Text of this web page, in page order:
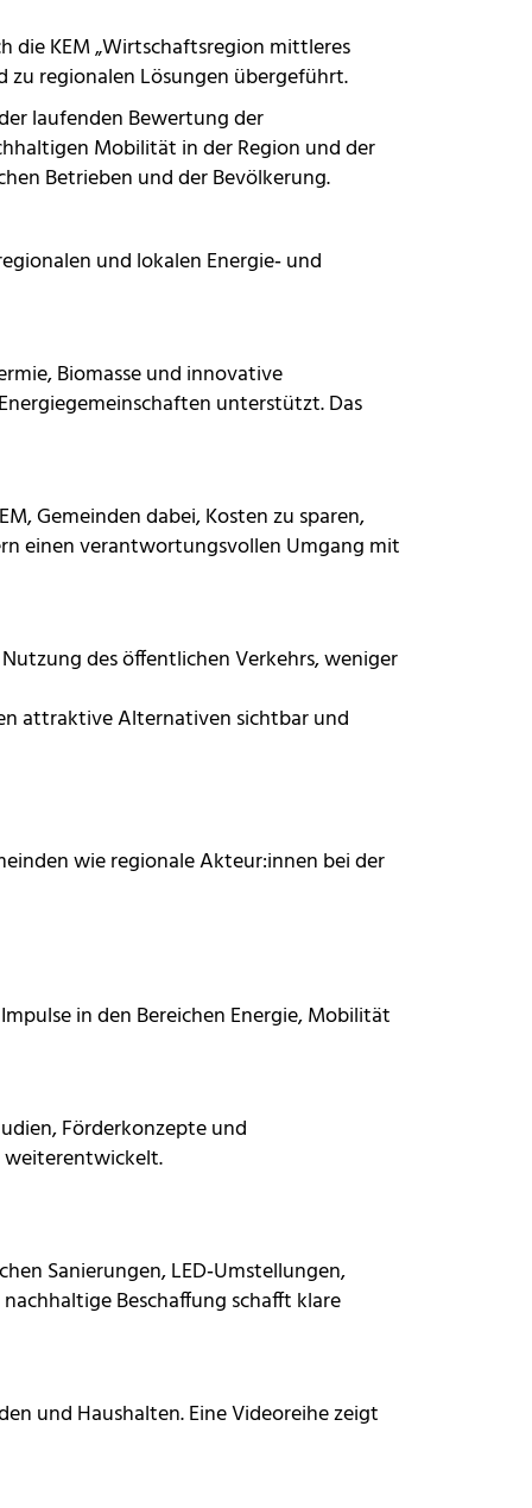
die KEM „Wirtschaftsregion mittleres
zu regionalen Lösungen übergeführt.
laufenden Bewertung der
Mobilität in der Region und der
Betrieben und der Bevölkerung.
und lokalen Energie‑ und
Biomasse und innovative
unterstützt. Das
Gemeinden dabei, Kosten zu sparen,
einen verantwortungsvollen Umgang mit
des öffentlichen Verkehrs, weniger
attraktive Alternativen sichtbar und
wie regionale Akteur:innen bei der
in den Bereichen Energie, Mobilität
Förderkonzepte und
weiterentwickelt.
Sanierungen, LED‑Umstellungen,
Beschaffung schafft klare
und Haushalten. Eine Videoreihe zeigt